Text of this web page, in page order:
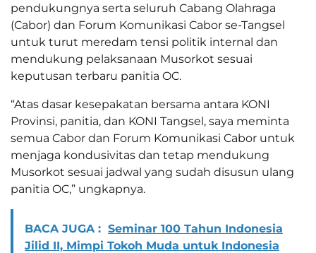
pendukungnya serta seluruh Cabang Olahraga
(Cabor) dan Forum Komunikasi Cabor se-Tangsel
untuk turut meredam tensi politik internal dan
mendukung pelaksanaan Musorkot sesuai
keputusan terbaru panitia OC.
“Atas dasar kesepakatan bersama antara KONI
Provinsi, panitia, dan KONI Tangsel, saya meminta
semua Cabor dan Forum Komunikasi Cabor untuk
menjaga kondusivitas dan tetap mendukung
Musorkot sesuai jadwal yang sudah disusun ulang
panitia OC,” ungkapnya.
BACA JUGA : Seminar 100 Tahun Indonesia
Jilid II, Mimpi Tokoh Muda untuk Indonesia